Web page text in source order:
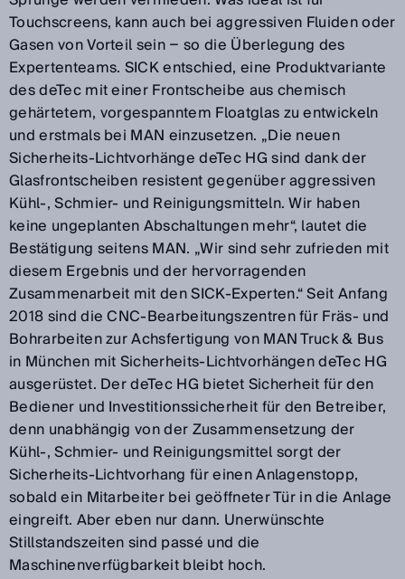
Touchscreens, kann auch bei aggressiven Fluiden oder
Gasen von Vorteil sein − so die Überlegung des
Expertenteams. SICK entschied, eine Produktvariante
des deTec mit einer Frontscheibe aus chemisch
gehärtetem, vorgespanntem Floatglas zu entwickeln
und erstmals bei MAN einzusetzen. „Die neuen
Sicherheits-Lichtvorhänge deTec HG sind dank der
Glasfrontscheiben resistent gegenüber aggressiven
Kühl-, Schmier- und Reinigungsmitteln. Wir haben
keine ungeplanten Abschaltungen mehr“, lautet die
Bestätigung seitens MAN. „Wir sind sehr zufrieden mit
diesem Ergebnis und der hervorragenden
Zusammenarbeit mit den SICK-Experten.“ Seit Anfang
2018 sind die CNC-Bearbeitungszentren für Fräs- und
Bohrarbeiten zur Achsfertigung von MAN Truck & Bus
in München mit Sicherheits-Lichtvorhängen deTec HG
ausgerüstet. Der deTec HG bietet Sicherheit für den
Bediener und Investitionssicherheit für den Betreiber,
denn unabhängig von der Zusammensetzung der
Kühl-, Schmier- und Reinigungsmittel sorgt der
Sicherheits-Lichtvorhang für einen Anlagenstopp,
sobald ein Mitarbeiter bei geöffneter Tür in die Anlage
eingreift. Aber eben nur dann. Unerwünschte
Stillstandszeiten sind passé und die
Maschinenverfügbarkeit bleibt hoch.